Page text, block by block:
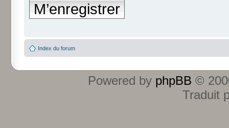
M’enregistrer
Index du forum
Powered by phpBB ©
Traduit